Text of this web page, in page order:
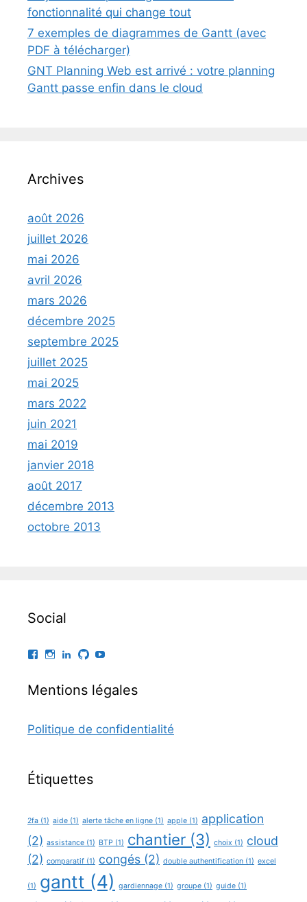
fonctionnalité qui change tout
7 exemples de diagrammes de Gantt (avec
PDF à télécharger)
GNT Planning Web est arrivé : votre planning
Gantt passe enfin dans le cloud
Archives
août 2026
juillet 2026
mai 2026
avril 2026
mars 2026
décembre 2025
septembre 2025
juillet 2025
mai 2025
mars 2022
juin 2021
mai 2019
janvier 2018
août 2017
décembre 2013
octobre 2013
Social
Facebook
Instagram
LinkedIn
GitHub
Mentions légales
Politique de confidentialité
Étiquettes
2fa (1) aide (1) alerte tâche en ligne (1) apple (1) application
(2) assistance (1) BTP (1) chantier (3) choix (1) cloud
(2) comparatif (1) congés (2) double authentification (1) excel
(1) gantt (4) gardiennage (1) groupe (1) guide (1)